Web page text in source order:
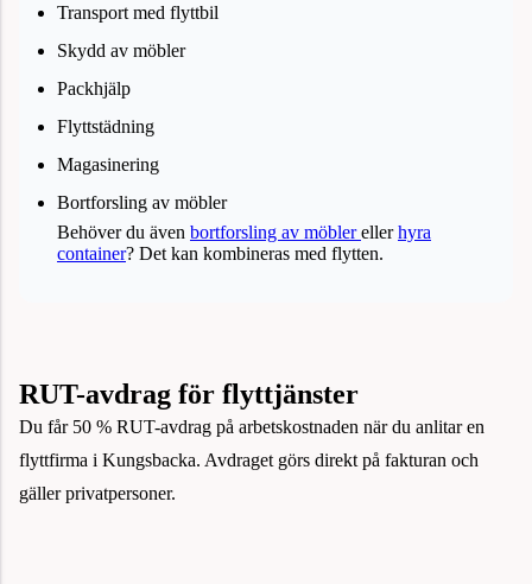
Transport med flyttbil
Skydd av möbler
Packhjälp
Flyttstädning
Magasinering
Bortforsling av möbler
Behöver du även bortforsling av möblerellerhyra
container? Det kan kombineras med flytten.
RUT-avdrag för flyttjänster
Du får 50 % RUT-avdrag på arbetskostnaden när du anlitar en
flyttfirma i Kungsbacka. Avdraget görs direkt på fakturan och
gäller privatpersoner.